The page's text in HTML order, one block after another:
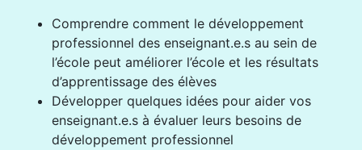
Comprendre comment le développement
professionnel des enseignant.e.s au sein de
l’école peut améliorer l’école et les résultats
d’apprentissage des élèves
Développer quelques idées pour aider vos
enseignant.e.s à évaluer leurs besoins de
développement professionnel